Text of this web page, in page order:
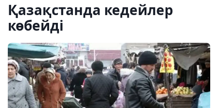
Қазақстанда кедейлер
көбейді